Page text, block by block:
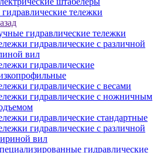
тележки
гидравлические тележки
гидравлические с различной
вил
гидравлические
гидравлические с весами
гидравлические с ножничным
гидравлические стандартные
гидравлические с различной
вил
гидравлические